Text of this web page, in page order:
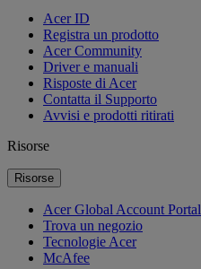
Acer ID
Registra un prodotto
Acer Community
Driver e manuali
Risposte di Acer
Contatta il Supporto
Avvisi e prodotti ritirati
Risorse
Risorse
Acer Global Account Portal
Trova un negozio
Tecnologie Acer
McAfee